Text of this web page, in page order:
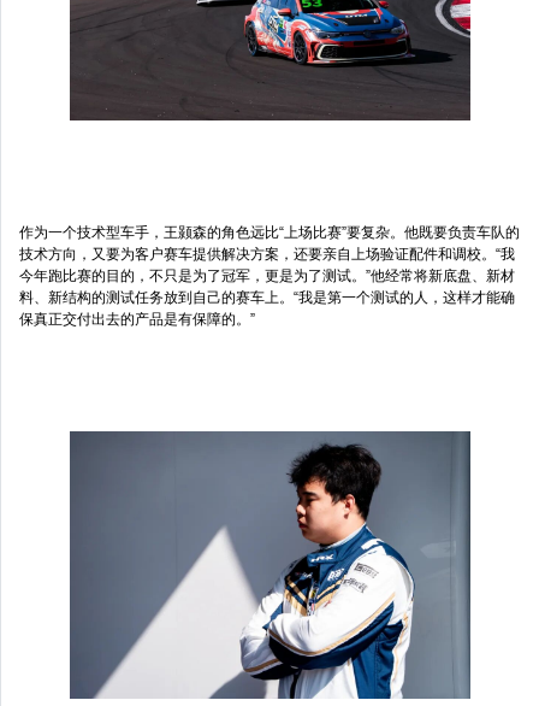
作为一个技术型车手，王颢森的角色远比“上场比赛”要复杂。他既要负责车队的
技术方向，又要为客户赛车提供解决方案，还要亲自上场验证配件和调校。“我
今年跑比赛的目的，不只是为了冠军，更是为了测试。”他经常将新底盘、新材
料、新结构的测试任务放到自己的赛车上。“我是第一个测试的人，这样才能确
保真正交付出去的产品是有保障的。”